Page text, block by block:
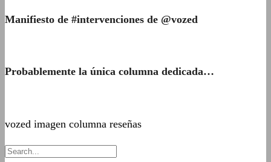
Manifiesto de #intervenciones de @vozed
Probablemente la única columna dedicada…
vozed imagen columna reseñas